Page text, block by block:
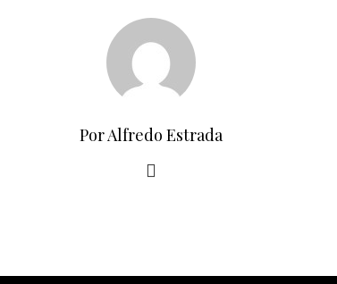
Por Alfredo Estrada